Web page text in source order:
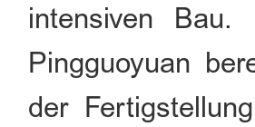
intensiven Bau.
Pingguoyuan
der